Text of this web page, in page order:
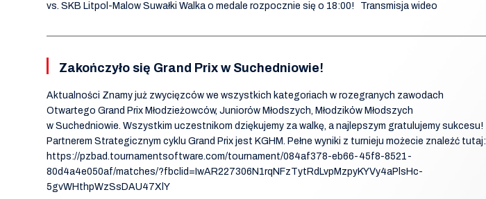
vs. SKB Litpol-Malow Suwałki Walka o medale rozpocznie się o 18:00! Transmisja wideo
Zakończyło się Grand Prix w Suchedniowie!
Aktualności Znamy już zwycięzców we wszystkich kategoriach w rozegranych zawodach
Otwartego Grand Prix Młodzieżowców, Juniorów Młodszych, Młodzików Młodszych
w Suchedniowie. Wszystkim uczestnikom dziękujemy za walkę, a najlepszym gratulujemy sukcesu!
Partnerem Strategicznym cyklu Grand Prix jest KGHM. Pełne wyniki z turnieju możecie znaleźć tutaj:
https://pzbad.tournamentsoftware.com/tournament/084af378-eb66-45f8-8521-
80d4a4e050af/matches/?fbclid=IwAR227306N1rqNFzTytRdLvpMzpyKYVy4aPlsHc-
5gvWHthpWzSsDAU47XlY